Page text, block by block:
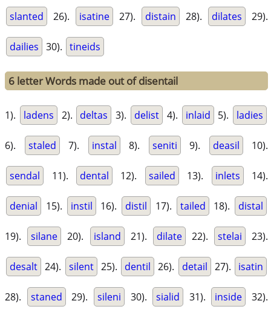
slanted 26). isatine 27). distain 28). dilates 29).
dailies 30). tineids
6 letter Words made out of disentail
1). ladens 2). deltas 3). delist 4). inlaid 5). ladies
6). staled 7). instal 8). seniti 9). deasil 10).
sendal 11). dental 12). sailed 13). inlets 14).
denial 15). instil 16). distil 17). tailed 18). distal
19). silane 20). island 21). dilate 22). stelai 23).
desalt 24). silent 25). dentil 26). detail 27). isatin
28). staned 29). sileni 30). sialid 31). inside 32).